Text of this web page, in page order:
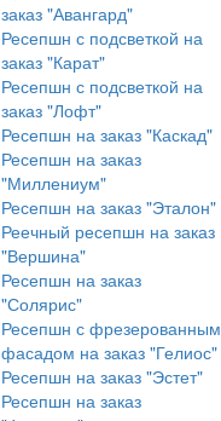
заказ "Авангард"
Ресепшн с подсветкой на
заказ "Карат"
Ресепшн с подсветкой на
заказ "Лофт"
Ресепшн на заказ "Каскад"
Ресепшн на заказ
"Миллениум"
Ресепшн на заказ "Эталон"
Реечный ресепшн на заказ
"Вершина"
Ресепшн на заказ
"Солярис"
Ресепшн с фрезерованным
фасадом на заказ "Гелиос"
Ресепшн на заказ "Эстет"
Ресепшн на заказ